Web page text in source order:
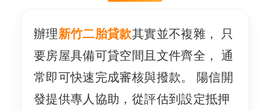
辦理新竹二胎貸款其實並不複雜， 只
要房屋具備可貸空間且文件齊全， 通
常即可快速完成審核與撥款。 陽信開
發提供專人協助，從評估到設定抵押